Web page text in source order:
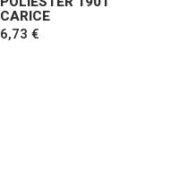
CARICE
6,73 €